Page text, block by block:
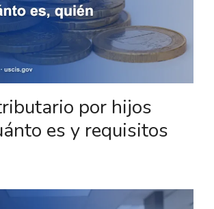
por hijos
es y requisitos